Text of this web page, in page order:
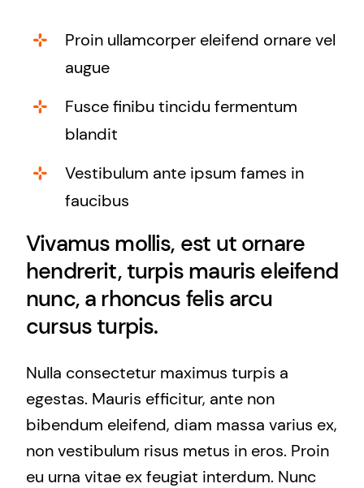
Proin ullamcorper eleifend ornare vel
augue
Fusce finibu tincidu fermentum
blandit
Vestibulum ante ipsum fames in
faucibus
Vivamus mollis, est ut ornare
hendrerit, turpis mauris eleifend
nunc, a rhoncus felis arcu
cursus turpis.
Nulla consectetur maximus turpis a
egestas. Mauris efficitur, ante non
bibendum eleifend, diam massa varius ex,
non vestibulum risus metus in eros. Proin
eu urna vitae ex feugiat interdum. Nunc